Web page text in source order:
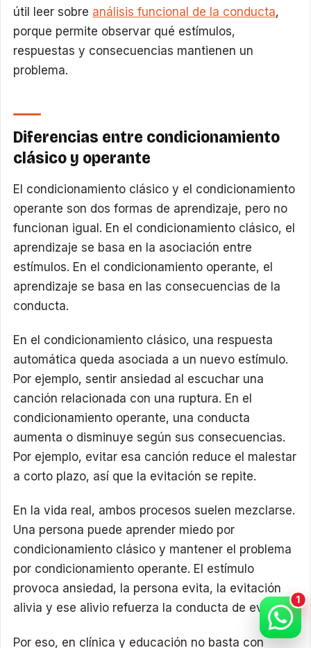
útil leer sobre análisis funcional de la conducta,
porque permite observar qué estímulos,
respuestas y consecuencias mantienen un
problema.
Diferencias entre condicionamiento
clásico y operante
El condicionamiento clásico y el condicionamiento
operante son dos formas de aprendizaje, pero no
funcionan igual. En el condicionamiento clásico, el
aprendizaje se basa en la asociación entre
estímulos. En el condicionamiento operante, el
aprendizaje se basa en las consecuencias de la
conducta.
En el condicionamiento clásico, una respuesta
automática queda asociada a un nuevo estímulo.
Por ejemplo, sentir ansiedad al escuchar una
canción relacionada con una ruptura. En el
condicionamiento operante, una conducta
aumenta o disminuye según sus consecuencias.
Por ejemplo, evitar esa canción reduce el malestar
a corto plazo, así que la evitación se repite.
En la vida real, ambos procesos suelen mezclarse.
Una persona puede aprender miedo por
condicionamiento clásico y mantener el problema
por condicionamiento operante. El estímulo
provoca ansiedad, la persona evita, la evitación
alivia y ese alivio refuerza la conducta de evitar.
Por eso, en clínica y educación no basta con